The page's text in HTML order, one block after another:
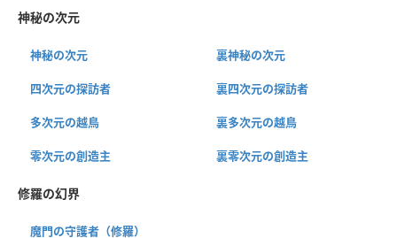
神秘の次元
神秘の次元 裏神秘の次元
四次元の探訪者 裏四次元の探訪者
多次元の越鳥 裏多次元の越鳥
零次元の創造主 裏零次元の創造主
修羅の幻界
魔門の守護者（修羅）